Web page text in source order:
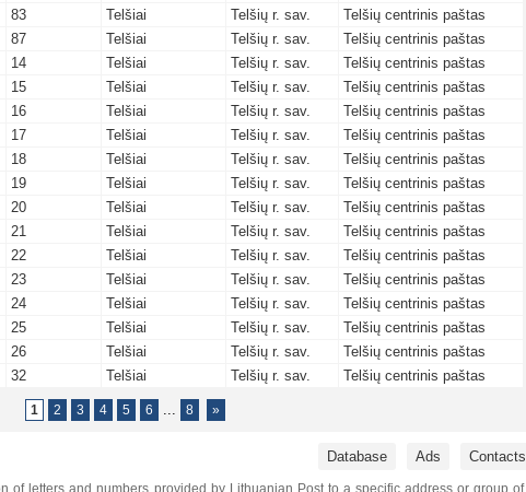
83 Telšiai Telšių r. sav.
Telšių centrinis paštas
87 Telšiai Telšių r. sav.
Telšių centrinis paštas
14 Telšiai Telšių r. sav.
Telšių centrinis paštas
15 Telšiai Telšių r. sav.
Telšių centrinis paštas
16 Telšiai Telšių r. sav.
Telšių centrinis paštas
17 Telšiai Telšių r. sav.
Telšių centrinis paštas
18 Telšiai Telšių r. sav.
Telšių centrinis paštas
19 Telšiai Telšių r. sav.
Telšių centrinis paštas
20 Telšiai Telšių r. sav.
Telšių centrinis paštas
21 Telšiai Telšių r. sav.
Telšių centrinis paštas
22 Telšiai Telšių r. sav.
Telšių centrinis paštas
23 Telšiai Telšių r. sav.
Telšių centrinis paštas
24 Telšiai Telšių r. sav.
Telšių centrinis paštas
25 Telšiai Telšių r. sav.
Telšių centrinis paštas
26 Telšiai Telšių r. sav.
Telšių centrinis paštas
32 Telšiai Telšių r. sav. Telšių centrinis paštas
1 2 3 4 5 6 ... 8 »
Database Ads Contacts
of letters and numbers provided by Lithuanian Post to a specific address or group of